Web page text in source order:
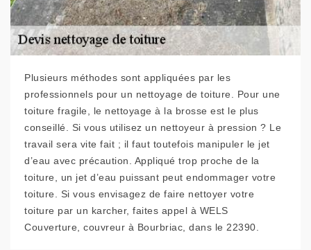
Plusieurs méthodes sont appliquées par les
professionnels pour un nettoyage de toiture. Pour une
toiture fragile, le nettoyage à la brosse est le plus
conseillé. Si vous utilisez un nettoyeur à pression ? Le
travail sera vite fait ; il faut toutefois manipuler le jet
d’eau avec précaution. Appliqué trop proche de la
toiture, un jet d’eau puissant peut endommager votre
toiture. Si vous envisagez de faire nettoyer votre
toiture par un karcher, faites appel à WELS
Couverture, couvreur à Bourbriac, dans le 22390.